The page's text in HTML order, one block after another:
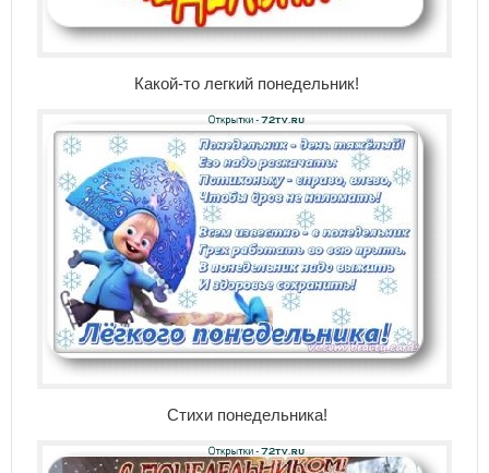
Какой-то легкий понедельник!
Стихи понедельника!